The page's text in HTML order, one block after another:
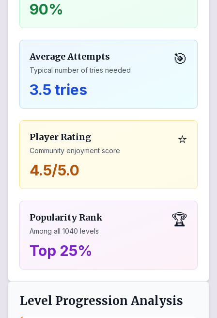
90%
Average Attempts
Typical number of tries needed
🎯
3.5 tries
Player Rating
Community enjoyment score
⭐
4.5/5.0
Popularity Rank
Among all 1040 levels
🏆
Top 25%
Level Progression Analysis